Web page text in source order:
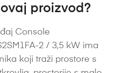
proizvod?
Console
2 / 3,5 kW ima
koji traži prostore s